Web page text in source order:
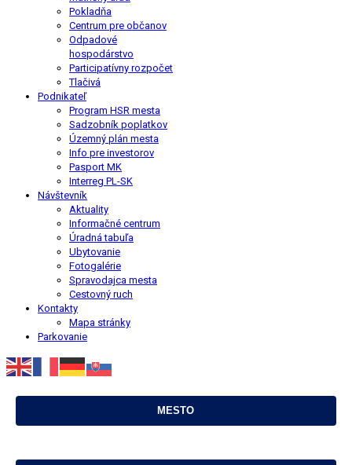
Pokladňa
Centrum pre občanov
Odpadové
hospodárstvo
Participatívny rozpočet
Tlačivá
Podnikateľ
Program HSR mesta
Sadzobník poplatkov
Územný plán mesta
Info pre investorov
Pasport MK
Interreg PL-SK
Návštevník
Aktuality
Informačné centrum
Úradná tabuľa
Ubytovanie
Fotogalérie
Spravodajca mesta
Cestovný ruch
Kontakty
Mapa stránky
Parkovanie